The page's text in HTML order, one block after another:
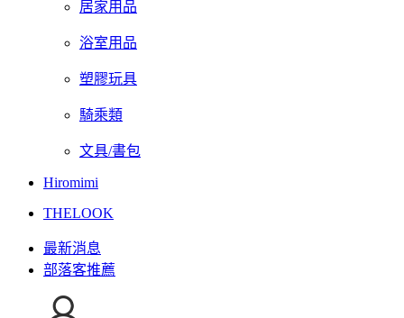
居家用品
浴室用品
塑膠玩具
騎乘類
文具/書包
Hiromimi
THELOOK
最新消息
部落客推薦